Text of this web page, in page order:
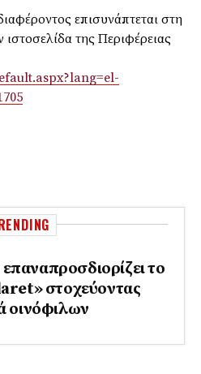
επισυνάπτεται στη
της Περιφέρειας
το
στοχεύοντας
οινόφιλων